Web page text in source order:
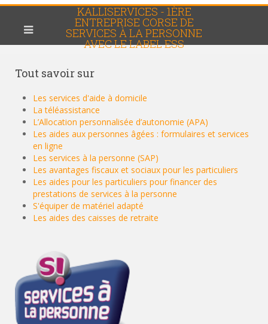
KALLISERVICES - 1ÈRE
ENTREPRISE CORSE DE
SERVICES À LA PERSONNE
AVEC LE LABEL ESS
Tout savoir sur
Les services d'aide à domicile
La téléassistance
L’Allocation personnalisée d’autonomie (APA)
Les aides aux personnes âgées : formulaires et services
en ligne
Les services à la personne (SAP)
Les avantages fiscaux et sociaux pour les particuliers
Les aides pour les particuliers pour financer des
prestations de services à la personne
S'équiper de matériel adapté
Les aides des caisses de retraite